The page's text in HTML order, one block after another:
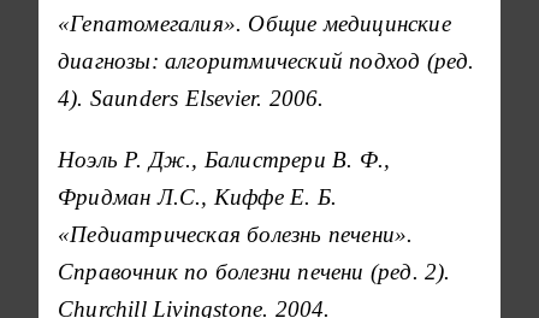
«Гепатомегалия». Общие медицинские
диагнозы: алгоритмический подход (ред.
4). Saunders Elsevier. 2006.
Ноэль Р. Дж., Балистрери В. Ф.,
Фридман Л.С., Киффе Е. Б.
«Педиатрическая болезнь печени».
Справочник по болезни печени (ред. 2).
Churchill Livingstone. 2004.